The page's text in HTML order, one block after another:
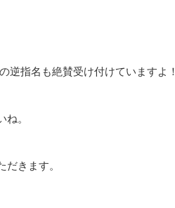
逆指名も絶賛受け付けていますよ！
。
きます。